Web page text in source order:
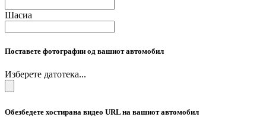
Шасиа
Поставете фотографии од вашиот автомобил
Изберете датотека...
Обезбедете хостирана видео URL на вашиот автомобил